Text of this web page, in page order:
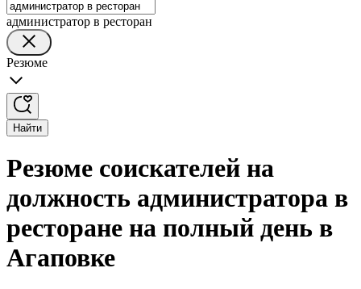
администратор в ресторан
Резюме
Найти
Резюме соискателей на
должность администратора в
ресторане на полный день в
Агаповке